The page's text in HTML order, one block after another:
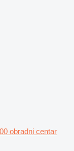
obradni centar